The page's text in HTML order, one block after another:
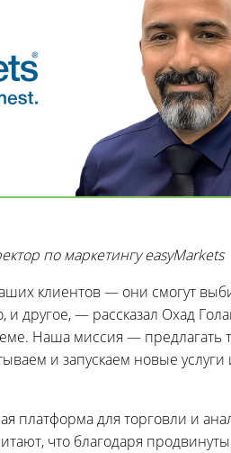
по маркетингу easyMarkets
клиентов — они смогут
другое, — рассказал Охад
Наша миссия —
и запускаем новые
платформа для торговли и
что благодаря